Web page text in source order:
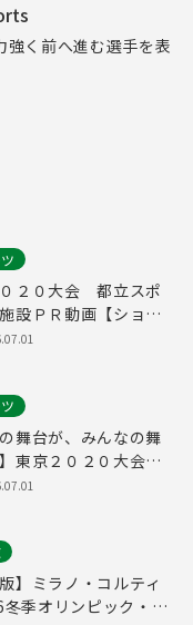
強く前へ進む選手を表
２０大会 都立スポ
設ＰＲ動画【ショー
の舞台が、みんなの舞
東京２０２０大会
ーツ６施設ＰＲ動画
版】ミラノ・コルティ
季オリンピック・パ